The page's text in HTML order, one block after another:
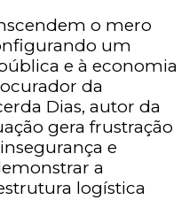
o mero
um
e à economia
da
Dias, autor da
gera frustração
e
a
logística